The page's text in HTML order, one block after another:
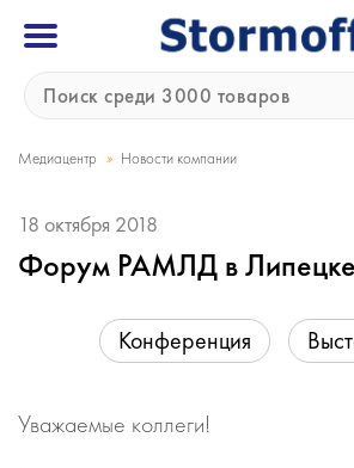
Медиацентр » Новости компании
18 октября 2018
Форум РАМЛД в Липецке
Конференция
Уважаемые коллеги!